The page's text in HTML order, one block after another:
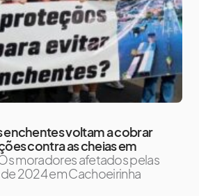
enchentes voltam a cobrar
contra as cheias em
moradores afetados pelas
2024 em Cachoeirinha